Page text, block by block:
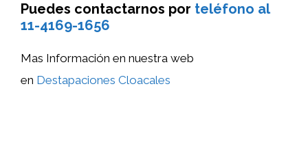
Puedes contactarnos por teléfono al
11-4169-1656
Mas Información en nuestra web
en Destapaciones Cloacales